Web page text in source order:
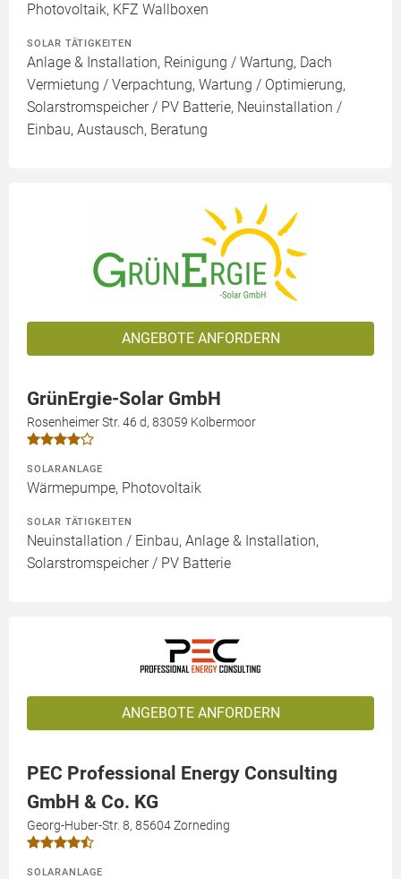
Photovoltaik, KFZ Wallboxen
SOLAR TÄTIGKEITEN
Anlage & Installation, Reinigung / Wartung, Dach
Vermietung / Verpachtung, Wartung / Optimierung,
Solarstromspeicher / PV Batterie, Neuinstallation /
Einbau, Austausch, Beratung
ANGEBOTE ANFORDERN
GrünErgie-Solar GmbH
Rosenheimer Str. 46 d, 83059 Kolbermoor
SOLARANLAGE
Wärmepumpe, Photovoltaik
SOLAR TÄTIGKEITEN
Neuinstallation / Einbau, Anlage & Installation,
Solarstromspeicher / PV Batterie
ANGEBOTE ANFORDERN
PEC Professional Energy Consulting
GmbH & Co. KG
Georg-Huber-Str. 8, 85604 Zorneding
SOLARANLAGE